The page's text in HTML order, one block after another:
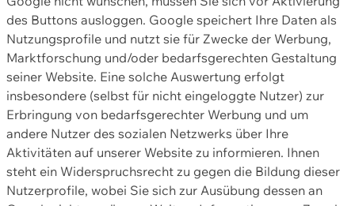
des Buttons ausloggen. Google speichert Ihre Daten als
Nutzungsprofile und nutzt sie für Zwecke der Werbung,
Marktforschung und/oder bedarfsgerechten Gestaltung
seiner Website. Eine solche Auswertung erfolgt
insbesondere (selbst für nicht eingeloggte Nutzer) zur
Erbringung von bedarfsgerechter Werbung und um
andere Nutzer des sozialen Netzwerks über Ihre
Aktivitäten auf unserer Website zu informieren. Ihnen
steht ein Widerspruchsrecht zu gegen die Bildung dieser
Nutzerprofile, wobei Sie sich zur Ausübung dessen an